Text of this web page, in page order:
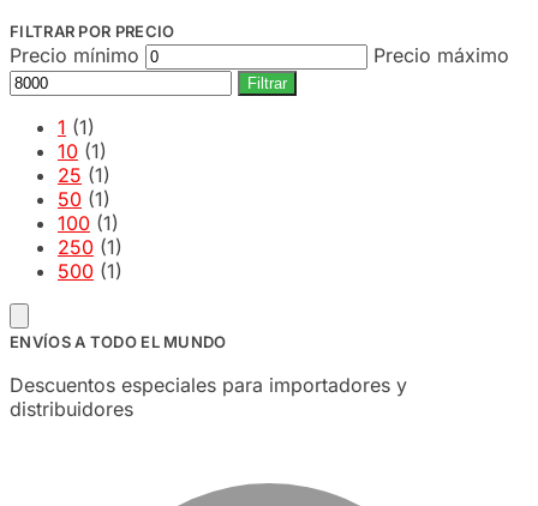
FILTRAR POR PRECIO
Precio mínimo Precio máximo
Filtrar
1 (1)
10 (1)
25 (1)
50 (1)
100 (1)
250 (1)
500 (1)
ENVÍOS A TODO EL MUNDO
Descuentos especiales para importadores y
distribuidores